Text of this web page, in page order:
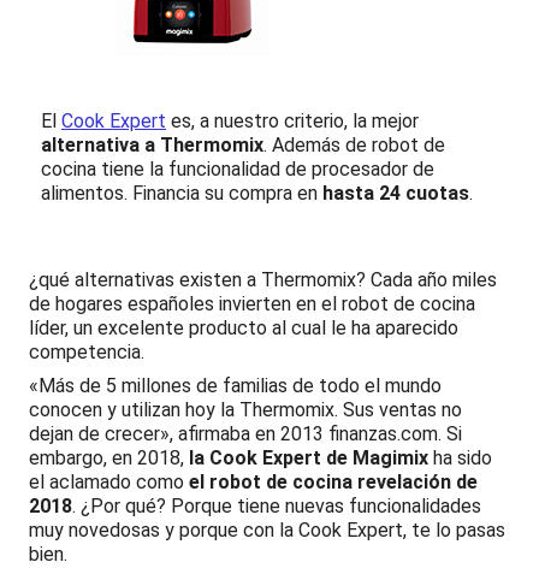
El Cook Expert es, a nuestro criterio, la mejor
alternativa a Thermomix. Además de robot de
cocina tiene la funcionalidad de procesador de
alimentos. Financia su compra en hasta 24 cuotas.
¿qué alternativas existen a Thermomix? Cada año miles
de hogares españoles invierten en el robot de cocina
líder, un excelente producto al cual le ha aparecido
competencia.
«Más de 5 millones de familias de todo el mundo
conocen y utilizan hoy la Thermomix. Sus ventas no
dejan de crecer», afirmaba en 2013 finanzas.com. Si
embargo, en 2018, la Cook Expert de Magimix ha sido
el aclamado como el robot de cocina revelación de
2018. ¿Por qué? Porque tiene nuevas funcionalidades
muy novedosas y porque con la Cook Expert, te lo pasas
bien.